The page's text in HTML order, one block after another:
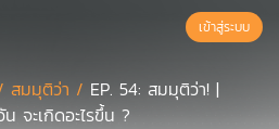
เข้าสู่ระบบ
/สมมุติว่า / EP. 54: สมมุติว่า! |
จะเกิดอะไรขึ้น ?